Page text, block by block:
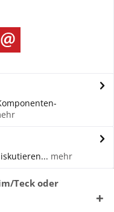
mehr
Teck oder